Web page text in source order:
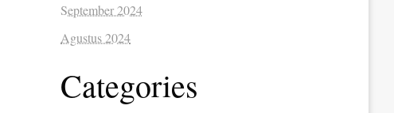
September 2024
Agustus 2024
Categories